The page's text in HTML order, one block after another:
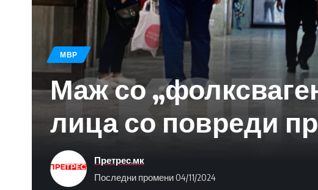
МВР
Маж со
лица со повреди
Последни промени 04/11/2024
Претрес.мк